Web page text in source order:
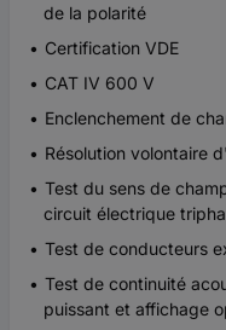
de la polarité
Certification VDE
CAT IV 600 V
Enclenchement de
Résolution volontaire
Test du sens de
circuit électrique
Test de conducteurs
Test de continuité
puissant et affichage